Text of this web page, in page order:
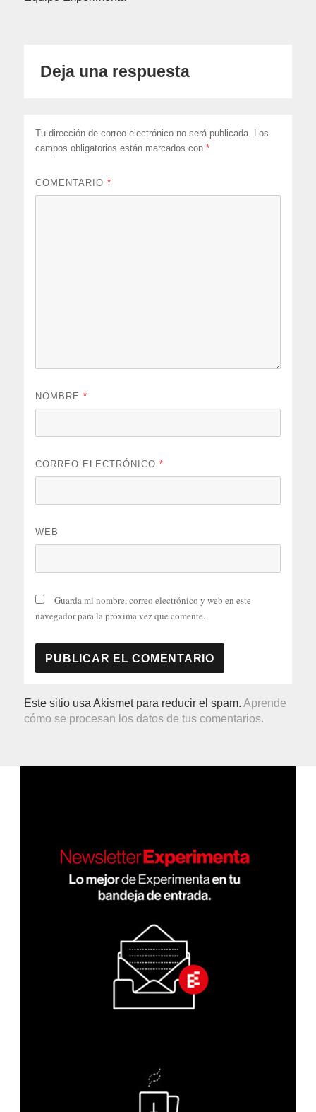
Deja una respuesta
Tu dirección de correo electrónico no será publicada. Los
campos obligatorios están marcados con*
COMENTARIO*
NOMBRE*
CORREO ELECTRÓNICO*
WEB
Guarda mi nombre, correo electrónico y web en este
navegador para la próxima vez que comente.
Este sitio usa Akismet para reducir el spam.Aprende
cómo se procesan los datos de tus comentarios.